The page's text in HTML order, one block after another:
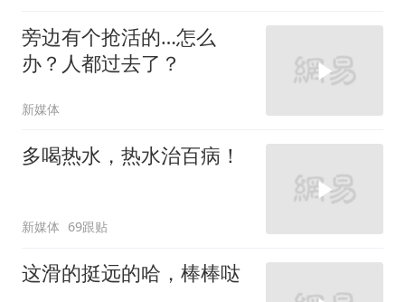
旁边有个抢活的…怎么
办？人都过去了？
新媒体
多喝热水，热水治百病！
新媒体 69跟贴
这滑的挺远的哈，棒棒哒